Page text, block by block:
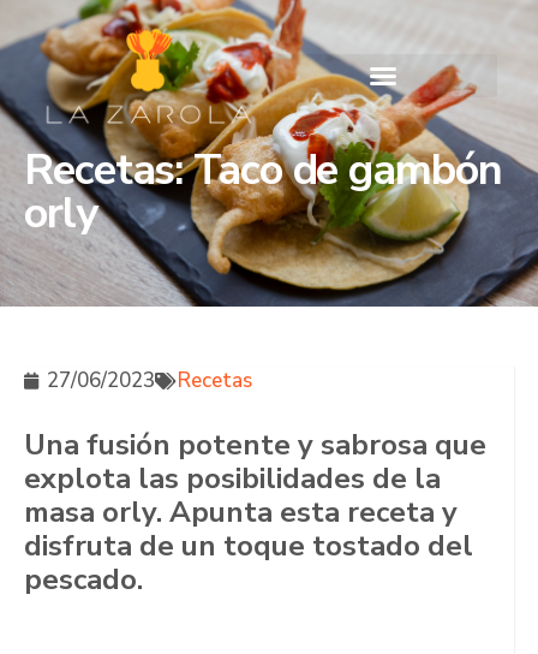
Recetas: Taco de gambón
orly
27/06/2023 Recetas
Una fusión potente y sabrosa que
explota las posibilidades de la
masa orly. Apunta esta receta y
disfruta de un toque tostado del
pescado.